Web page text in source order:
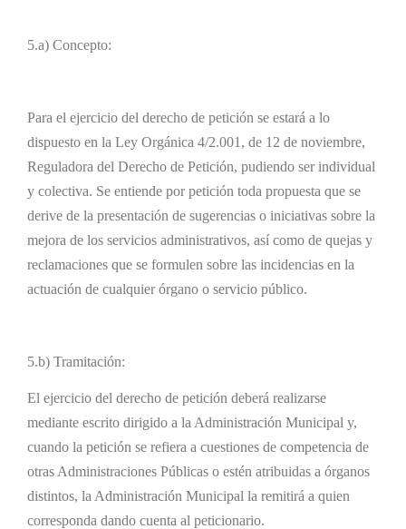
5.a) Concepto:
Para el ejercicio del derecho de petición se estará a lo
dispuesto en la Ley Orgánica 4/2.001, de 12 de noviembre,
Reguladora del Derecho de Petición, pudiendo ser individual
y colectiva. Se entiende por petición toda propuesta que se
derive de la presentación de sugerencias o iniciativas sobre la
mejora de los servicios administrativos, así como de quejas y
reclamaciones que se formulen sobre las incidencias en la
actuación de cualquier órgano o servicio público.
5.b) Tramitación:
El ejercicio del derecho de petición deberá realizarse
mediante escrito dirigido a la Administración Municipal y,
cuando la petición se refiera a cuestiones de competencia de
otras Administraciones Públicas o estén atribuidas a órganos
distintos, la Administración Municipal la remitirá a quien
corresponda dando cuenta al peticionario.